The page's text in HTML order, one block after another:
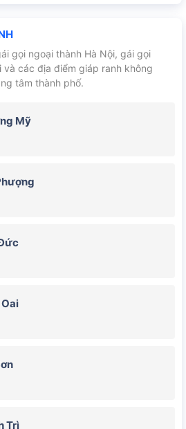
gọi ngoại thành Hà Nội, gái gọi
và các địa điểm giáp ranh không
tâm thành phố.
Mỹ
Trì